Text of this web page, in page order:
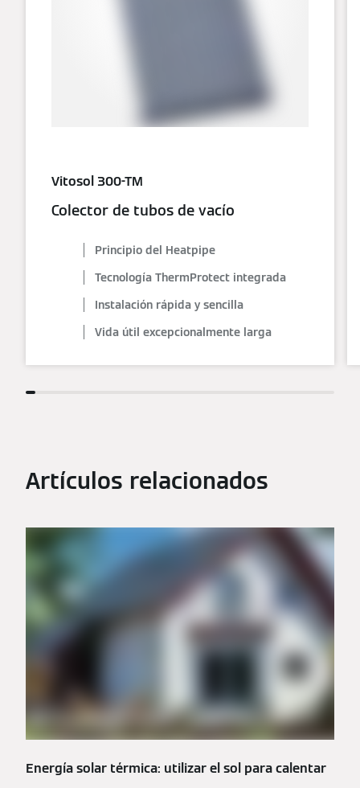
Vitosol 300-TM
Colector de tubos de vacío
Principio del Heatpipe
Tecnología ThermProtect integrada
Instalación rápida y sencilla
Vida útil excepcionalmente larga
Artículos relacionados
Energía solar térmica: utilizar el sol para calentar